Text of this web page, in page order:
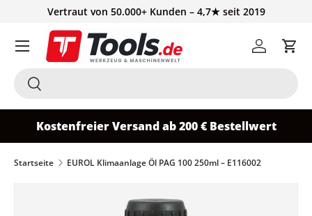
Vertraut von 50.000+ Kunden – 4,7★ seit 2019
Suchen
Suchen
Einloggen
Kostenfreier Versand ab 200 € Bestellwert
Startseite EUROL Klimaanlage Öl PAG 100 250ml – E116002
Zu Produktinformationen springen